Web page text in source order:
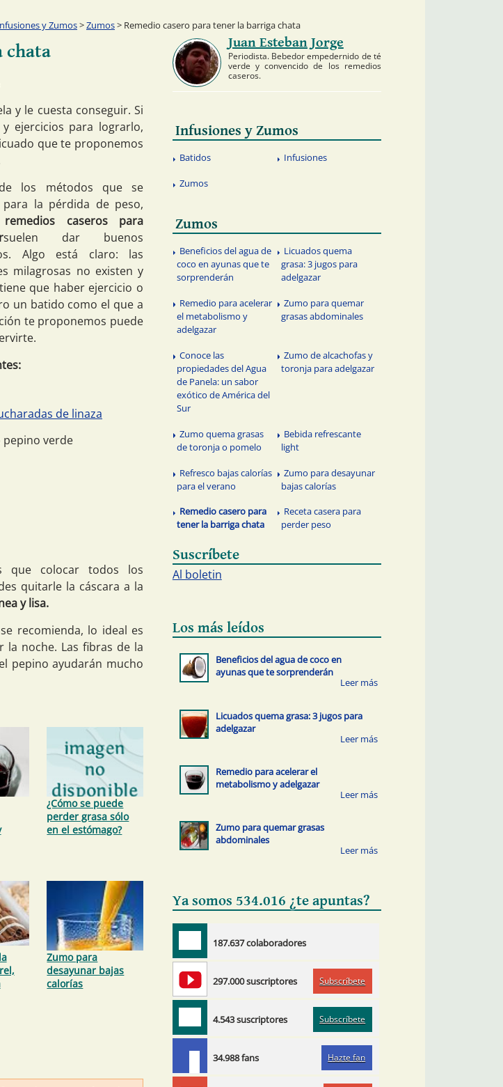
y Zumos>Zumos> Remedio casero para tener la barriga chata
chata
y le cuesta conseguir. Si
ejercicios para lograrlo,
que te proponemos
los métodos que se
para la pérdida de peso,
remedios caseros para
suelen dar buenos
Algo está claro: las
milagrosas no existen y
que haber ejercicio o
un batido como el que a
te proponemos puede
de linaza
pepino verde
que colocar todos los
quitarle la cáscara a la
y lisa.
recomienda, lo ideal es
la noche. Las fibras de la
pepino ayudarán mucho
¿Cómo se puede
perder grasa sólo
en el estómago?
Zumo para
desayunar bajas
calorías
Juan Esteban Jorge
Periodista. Bebedor empedernido de té
verde y convencido de los remedios
caseros.
Infusiones y Zumos
Batidos Infusiones
Zumos
Zumos
Beneficios del agua de
coco en ayunas que te
sorprenderán
Licuados quema
grasa: 3 jugos para
adelgazar
Remedio para acelerar
el metabolismo y
adelgazar
Zumo para quemar
grasas abdominales
Conoce las
propiedades del Agua
de Panela: un sabor
exótico de América del
Sur
Zumo de alcachofas y
toronja para adelgazar
Zumo quema grasas
de toronja o pomelo
Bebida refrescante
light
Refresco bajas calorías
para el verano
Zumo para desayunar
bajas calorías
Remedio casero para
tener la barriga chata
Receta casera para
perder peso
Suscríbete
Al boletin
Los más leídos
Beneficios del agua de coco en
ayunas que te sorprenderán
Licuados quema grasa: 3 jugos para
adelgazar
Remedio para acelerar el
metabolismo y adelgazar
Zumo para quemar grasas
abdominales
Ya somos 534.016 ¿te apuntas?
187.637 colaboradores
297.000 suscriptores Subscríbete
4.543 suscriptores Subscríbete
34.988 fans Hazte fan